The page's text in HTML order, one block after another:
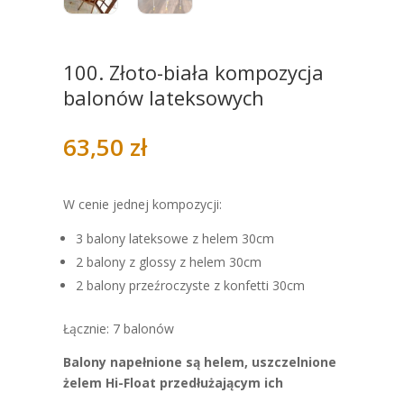
100. Złoto-biała kompozycja
balonów lateksowych
63,50 zł
W cenie jednej kompozycji:
3 balony lateksowe z helem 30cm
2 balony z glossy z helem 30cm
2 balony przeźroczyste z konfetti 30cm
Łącznie: 7 balonów
Balony napełnione są helem, uszczelnione
żelem Hi-Float przedłużającym ich